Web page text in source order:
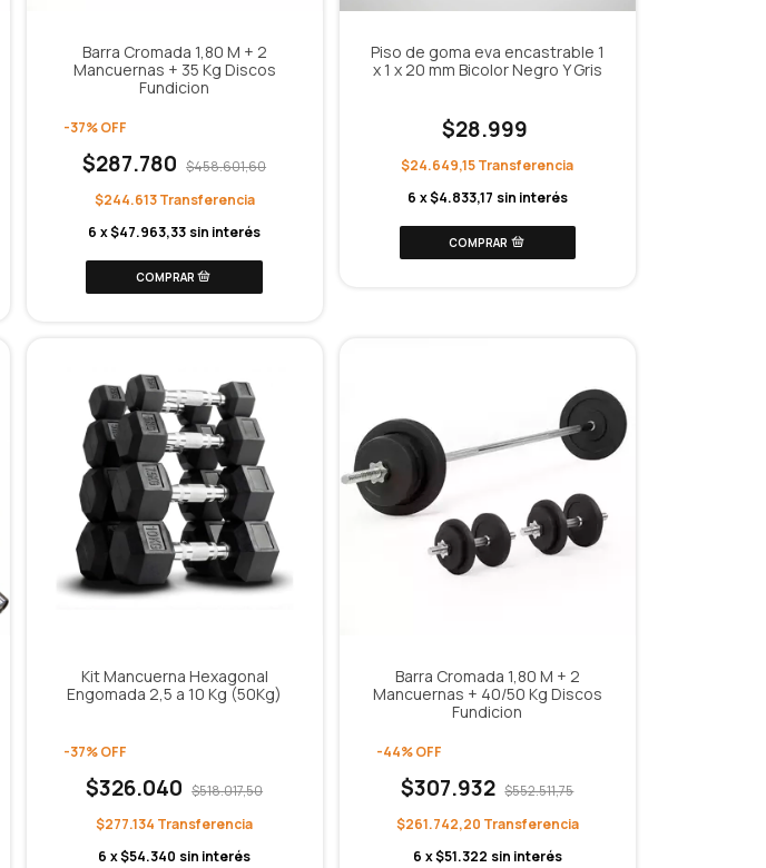
Barra Cromada 1,80 M + 2
Mancuernas + 35 Kg Discos
Fundicion
-37%OFF
$287.780 $458.601,60
$244.613
6 x$47.963,33 sin interés
Piso de goma eva encastrable 1
x 1 x 20 mm Bicolor Negro Y Gris
$28.999
$24.649,15
6 x$4.833,17 sin interés
Kit Mancuerna Hexagonal
Engomada 2,5 a 10 Kg (50Kg)
-37%OFF
$326.040 $518.017,50
$277.134
6 x$54.340 sin interés
Barra Cromada 1,80 M + 2
Mancuernas + 40/50 Kg Discos
Fundicion
-44%OFF
$307.932 $552.511,75
$261.742,20
6 x$51.322 sin interés